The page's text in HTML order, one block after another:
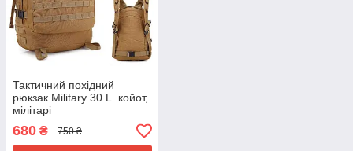
Тактичний похідний
рюкзак Military 30 L. койот,
мілітарі
680 ₴ 750 ₴